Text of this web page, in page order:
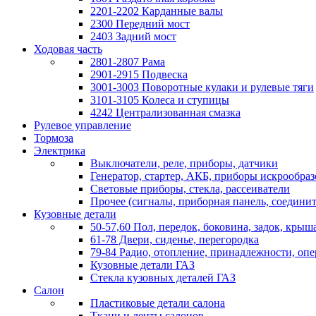
2201-2202 Карданные валы
2300 Передний мост
2403 Задний мост
Ходовая часть
2801-2807 Рама
2901-2915 Подвеска
3001-3003 Поворотные кулаки и рулевые тяги
3101-3105 Колеса и ступицы
4242 Централизованная смазка
Рулевое управление
Тормоза
Электрика
Выключатели, реле, приборы, датчики
Генератор, стартер, АКБ, приборы
Световые приборы, стекла, рассеиватели
Прочее (сигналы, приборная панель,
Кузовные детали
50-57,60 Пол, передок, боковина, задок,
61-78 Двери, сиденье, перегородка
79-84 Радио, отопление, принадлежности,
Кузовные детали ГАЗ
Стекла кузовных деталей ГАЗ
Салон
Пластиковые детали салона